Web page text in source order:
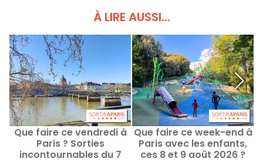
À LIRE AUSSI...
Que faire ce vendredi à
Paris ? Sorties
incontournables du 7
Que faire ce week-end à
Paris avec les enfants,
ces 8 et 9 août 2026 ?